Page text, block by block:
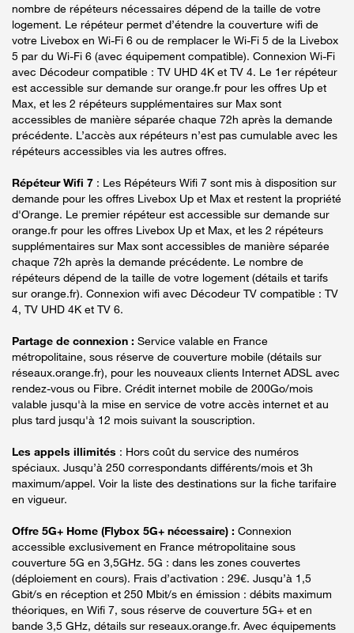
nombre de répéteurs nécessaires dépend de la taille de votre
logement. Le répéteur permet d’étendre la couverture wifi de
votre Livebox en Wi-Fi 6 ou de remplacer le Wi-Fi 5 de la Livebox
5 par du Wi-Fi 6 (avec équipement compatible). Connexion Wi-Fi
avec Décodeur compatible : TV UHD 4K et TV 4. Le 1er répéteur
est accessible sur demande sur orange.fr pour les offres Up et
Max, et les 2 répéteurs supplémentaires sur Max sont
accessibles de manière séparée chaque 72h après la demande
précédente. L’accès aux répéteurs n’est pas cumulable avec les
répéteurs accessibles via les autres offres.
Répéteur Wifi 7 : Les Répéteurs Wifi 7 sont mis à disposition sur
demande pour les offres Livebox Up et Max et restent la propriété
d'Orange. Le premier répéteur est accessible sur demande sur
orange.fr pour les offres Livebox Up et Max, et les 2 répéteurs
supplémentaires sur Max sont accessibles de manière séparée
chaque 72h après la demande précédente. Le nombre de
répéteurs dépend de la taille de votre logement (détails et tarifs
sur orange.fr). Connexion wifi avec Décodeur TV compatible : TV
4, TV UHD 4K et TV 6.
Partage de connexion : Service valable en France
métropolitaine, sous réserve de couverture mobile (détails sur
réseaux.orange.fr), pour les nouveaux clients Internet ADSL avec
rendez-vous ou Fibre. Crédit internet mobile de 200Go/mois
valable jusqu'à la mise en service de votre accès internet et au
plus tard jusqu'à 12 mois suivant la souscription.
Les appels illimités : Hors coût du service des numéros
spéciaux. Jusqu’à 250 correspondants différents/mois et 3h
maximum/appel. Voir la liste des destinations sur la fiche tarifaire
en vigueur.
Offre 5G+ Home (Flybox 5G+ nécessaire) : Connexion
accessible exclusivement en France métropolitaine sous
couverture 5G en 3,5GHz. 5G : dans les zones couvertes
(déploiement en cours). Frais d’activation : 29€. Jusqu’à 1,5
Gbit/s en réception et 250 Mbit/s en émission : débits maximum
théoriques, en Wifi 7, sous réserve de couverture 5G+ et en
bande 3,5 GHz, détails sur reseaux.orange.fr. Avec équipements